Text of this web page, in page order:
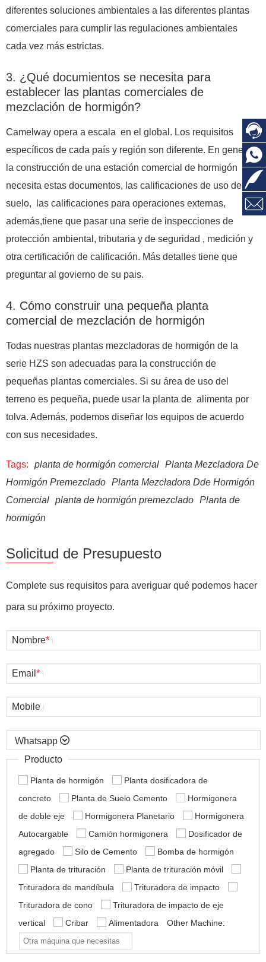
diferentes soluciones ambientales a las diferentes plantas
comerciales para cumplir las regulaciones ambientales
cada vez más estrictas.
3. ¿Qué documientos se necesita para
establecer las plantas comerciales de
mezclación de hormigón?
Camelway opera a escala en el global. Los requisitos
específicos de cada país y región son diferente. En general,
la construcción de una estación comercial de hormigón
necesita estas documentos, las calificaciones de uso del
suelo, las calificaciones para operaciones externas,
además,tiene que pasar una serie de inspecciones de
protección ambiental, tributaria y de seguridad , medición y
otra certificación de calificación. Más detalles tiene que
preguntar al govierno de su pais.
4. Cómo construir una pequeña planta
comercial de mezclación de hormigón
Todas nuestras plantas mezcladoras de hormigón de la
serie HZS son adecuadas para la construcción de
pequeñas plantas comerciales. Si su área de uso del
terreno es pequeña, puede usar la planta de alimenta por
tolva. Además, podemos diseñar los equipos de acuerdo
con sus necesidades.
Tags: planta de hormigón comercial Planta Mezcladora De
Hormigón Premezclado Planta Mezcladora Dde Hormigón
Comercial planta de hormigón premezclado Planta de
hormigón
Solicitud de Presupuesto
Complete sus requisitos para averiguar qué podemos hacer
para su próximo proyecto.
Nombre*
Email *
Mobile

Producto
Planta de hormigón
Planta dosificadora de
concreto
Planta de Suelo Cemento
Hormigonera
de doble eje
Hormigonera Planetario
Hormigonera
Autocargable
Camión hormigonera
Dosificador de
agregado
Silo de Cemento
Bomba de hormigón
Planta de trituración
Planta de trituración móvil
Trituradora de mandíbula
Trituradora de impacto
Trituradora de cono
Trituradora de impacto de eje
vertical
Cribar Alimentadora Other Machine:



